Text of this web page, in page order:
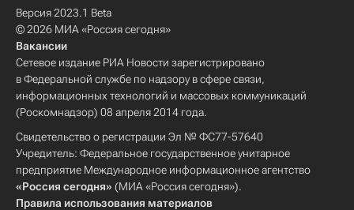
Версия 2023.1 Beta
© 2026 МИА «Россия сегодня»
Вакансии
Сетевое издание РИА Новости зарегистрировано
в Федеральной службе по надзору в сфере связи,
информационных технологий и массовых коммуникаций
(Роскомнадзор) 08 апреля 2014 года.
Свидетельство о регистрации Эл № ФС77-57640
Учредитель: Федеральное государственное унитарное
предприятие Международное информационное агентство
«Россия сегодня» (МИА «Россия сегодня»).
Правила использования материалов